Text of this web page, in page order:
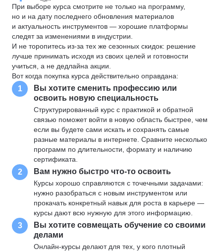
При выборе курса смотрите не только на программу,
но и на дату последнего обновления материалов
и актуальность инструментов — хорошие платформы
следят за изменениями в индустрии.
И не торопитесь из-за тех же сезонных скидок: решение
лучше принимать исходя из своих целей и готовности
учиться, а не дедлайна акции.
Вот когда покупка курса действительно оправдана:
1
Вы хотите сменить профессию или
освоить новую специальность
Структурированный курс с практикой и обратной
связью поможет войти в новую область быстрее, чем
если вы будете сами искать и сохранять самые
разные материалы в интернете. Сравните несколько
программ по длительности, формату и наличию
сертификата.
2 Вам нужно быстро что-то освоить
Курсы хорошо справляются с точечными задачами:
нужно разобраться с новым инструментом или
прокачать конкретный навык для роста в карьере —
курсы дают всю нужную для этого информацию.
3
Вы хотите совмещать обучение со своими
делами
Онлайн-курсы делают для тех, у кого плотный